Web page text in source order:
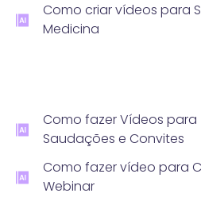
Como criar vídeos para
Medicina
Como fazer Vídeos para
Saudações e Convites
Como fazer vídeo para
Webinar